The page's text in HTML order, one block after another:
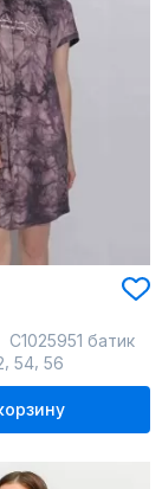
С1025951 батик
54 56